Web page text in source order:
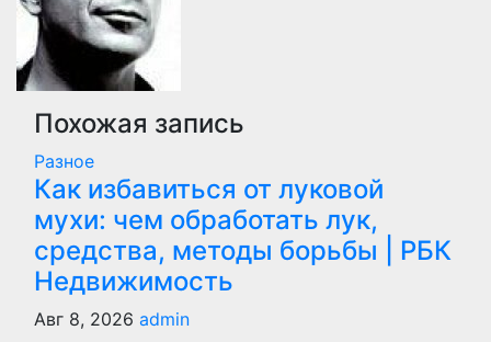
Похожая запись
Разное
Как избавиться от луковой
мухи: чем обработать лук,
средства, методы борьбы | РБК
Недвижимость
Авг 8, 2026 admin